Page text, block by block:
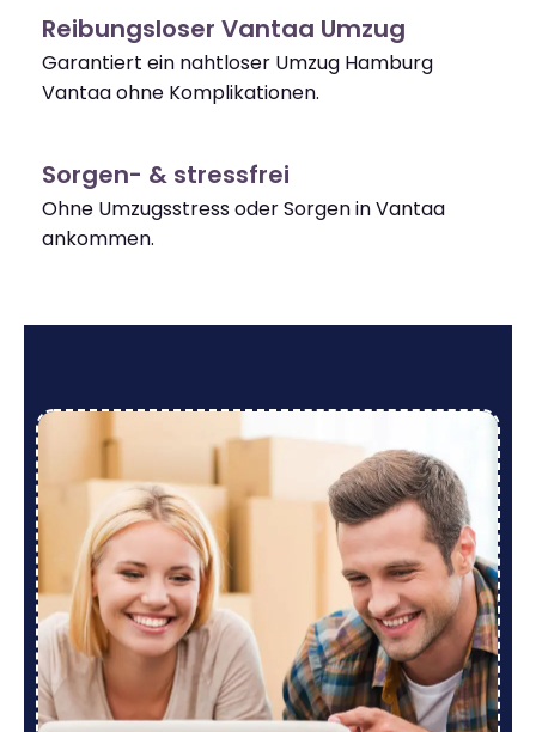
Reibungsloser Vantaa Umzug
Garantiert ein nahtloser Umzug Hamburg
Vantaa ohne Komplikationen.
Sorgen- & stressfrei
Ohne Umzugsstress oder Sorgen in Vantaa
ankommen.